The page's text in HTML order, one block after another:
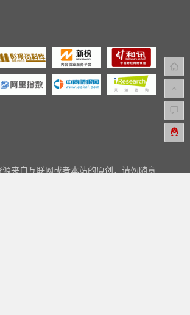
来自互联网或者本站的原创，请勿随意